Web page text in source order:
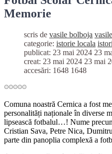
Memorie
scris de vasile bolboja
categorie: istorie locala
publicat: 23 mai 2024 23
creat: 23 mai 2024 23 mai
accesări: 1648 1648
Comuna noastră Cernica a fost
personalități naționale în diverse
lipsească fotbalul…! Nume
Cristian Sava, Petre Nica,
parte din panoplia complexă a